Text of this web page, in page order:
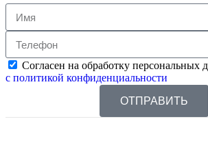
Согласен на обработку персональных
с политикой конфиденциальности
ОТПРАВИТЬ